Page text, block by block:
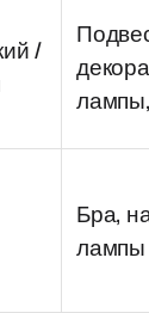
/
Бра,
лампы